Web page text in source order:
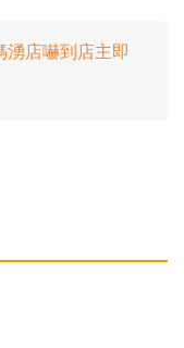
湧店嚇到店主即